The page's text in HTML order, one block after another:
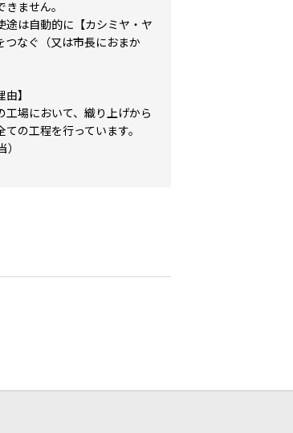
ません。
は自動的に【カシミヤ・ヤ
つなぐ（又は市長におまか
】
工場において、織り上げから
の工程を行っています。
）